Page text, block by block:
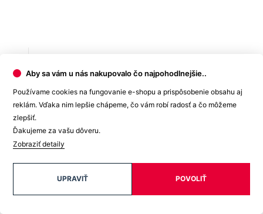
Aby sa vám u nás nakupovalo čo najpohodlnejšie..
Používame cookies na fungovanie e-shopu a prispôsobenie obsahu aj
reklám. Vďaka nim lepšie chápeme, čo vám robí radosť a čo môžeme
zlepšiť.
Ďakujeme za vašu dôveru.
Zobraziť detaily
POVOLIŤ
UPRAVIŤ